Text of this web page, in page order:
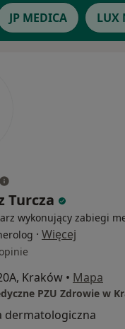
JP MEDICA LUX
Turcza
wykonujący zabiegi
· Więcej
Kraków • Mapa
PZU Zdrowie w
dermatologiczna